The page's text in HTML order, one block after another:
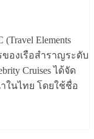
Elements
ของเรือสำราญระดับ
Cruises ได้จัด
ในไทย โดยใช้ชื่อ